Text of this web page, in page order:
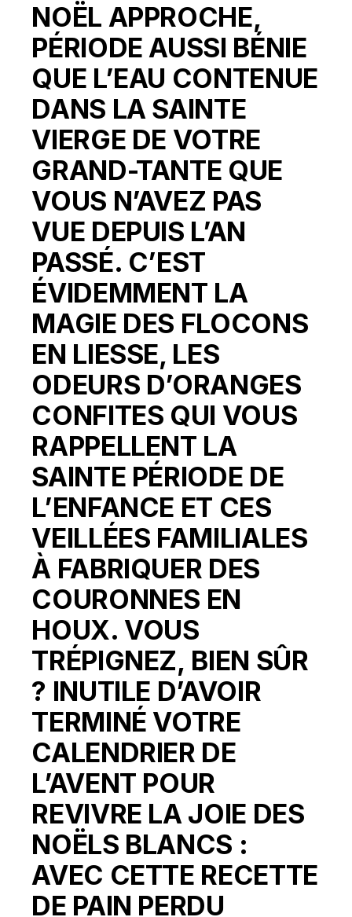
NOËL APPROCHE,
PÉRIODE AUSSI BÉNIE
QUE L’EAU CONTENUE
DANS LA SAINTE
VIERGE DE VOTRE
GRAND-TANTE QUE
VOUS N’AVEZ PAS
VUE DEPUIS L’AN
PASSÉ. C’EST
ÉVIDEMMENT LA
MAGIE DES FLOCONS
EN LIESSE, LES
ODEURS D’ORANGES
CONFITES QUI VOUS
RAPPELLENT LA
SAINTE PÉRIODE DE
L’ENFANCE ET CES
VEILLÉES FAMILIALES
À FABRIQUER DES
COURONNES EN
HOUX. VOUS
TRÉPIGNEZ, BIEN SÛR
? INUTILE D’AVOIR
TERMINÉ VOTRE
CALENDRIER DE
L’AVENT POUR
REVIVRE LA JOIE DES
NOËLS BLANCS :
AVEC CETTE RECETTE
DE PAIN PERDU